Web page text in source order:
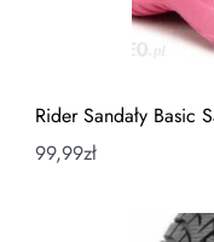
Rider Sandały Basic
99,99zł